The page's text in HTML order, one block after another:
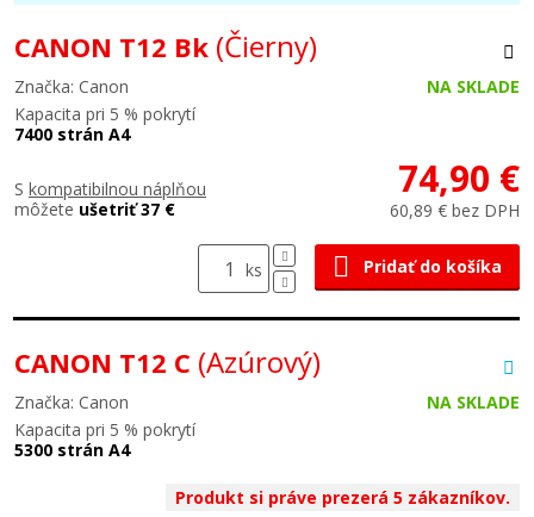
CANON T12 Bk (Čierny)
Značka: Canon
NA SKLADE
Kapacita pri 5 % pokrytí
7400 strán A4
S kompatibilnou náplňou
môžete ušetriť 37 €
74,90 €
60,89 € bez DPH
ks Pridať do košíka
CANON T12 C (Azúrový)
Značka: Canon
NA SKLADE
Kapacita pri 5 % pokrytí
5300 strán A4
Produkt si práve prezerá 5 zákazníkov.